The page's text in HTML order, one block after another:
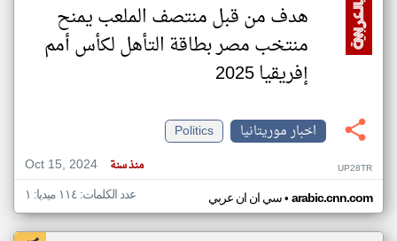
هدف من قبل منتصف الملعب يمنح
منتخب مصر بطاقة التأهل لكأس أمم
إفريقيا 2025
اخبار موريتانيا
Politics
Oct 15, 2024
منذ سنة UP28TR
سي ان ان عربي• arabic.cnn.com عدد الكلمات: ١١٤ ميديا: ١